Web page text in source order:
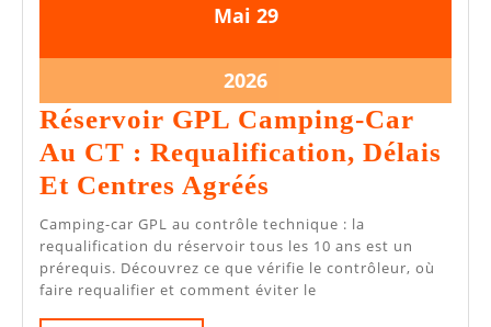
Mai29
2026
2929
202629
mai
2026
Réservoir GPL Camping-Car
Au CT : Requalification, Délais
Et Centres Agréés
GPL
Camping-
Car
Camping-car GPL au contrôle technique : la
requalification du réservoir tous les 10 ans est un
prérequis. Découvrez ce que vérifie le contrôleur, où
faire requalifier et comment éviter le